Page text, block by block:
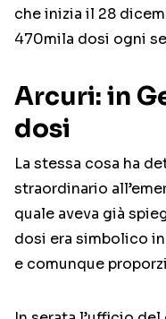
che inizia il 28
470mila dosi ogni
Arcuri: in
dosi
La stessa cosa ha
straordinario
quale aveva già
dosi era simbolico
e comunque